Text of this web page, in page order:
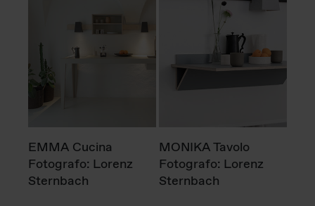
EMMA Cucina
Fotografo: Lorenz
Sternbach
MONIKA Tavolo
Fotografo: Lorenz
Sternbach